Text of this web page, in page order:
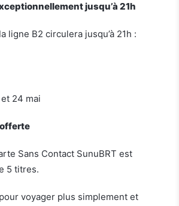
jusqu’à 21h
ligne B2 circulera jusqu’à 21h :
24 mai
Sans Contact SunuBRT est
5 titres.
voyager plus simplement et